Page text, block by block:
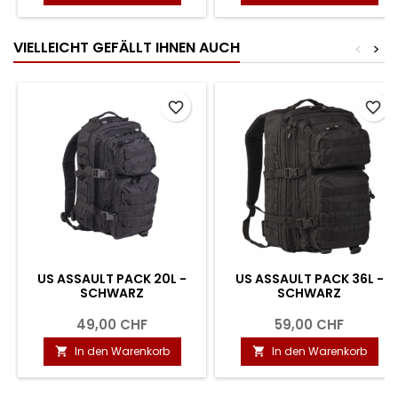
VIELLEICHT GEFÄLLT IHNEN AUCH >
<
US ASSAULT PACK 20L -
SCHWARZ
49,00 CHF
 In den Warenkorb
favorite_border
US ASSAULT PACK 36L -
SCHWARZ
59,00 CHF
 In den Warenkorb
favorite_border